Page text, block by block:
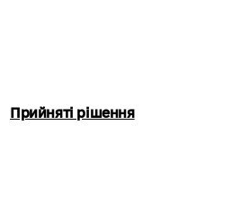
Прийняті рішення